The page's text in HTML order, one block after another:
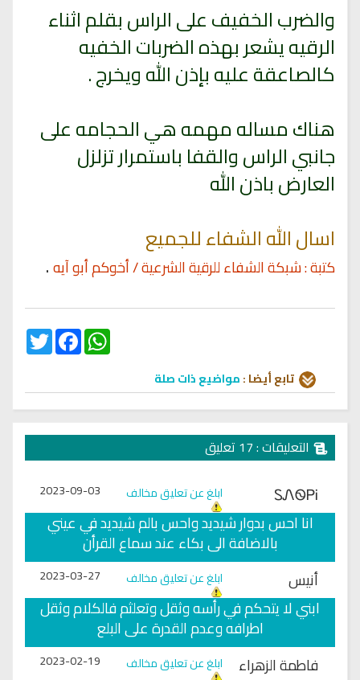
والضرب الخفيف على الراس بقلم اثناء
الرقيه يشعر بهذه الضربات الخفيه
كالصاعقة عليه بإذن الله ويخرج .
هناك مساله مهمه هي الحجامه على
جانبي الراس والقفا باستمرار تزلزل
العارض باذن الله
اسال الله الشفاء للجميع
كتبة : شبكة الشفاء للرقية الشرعية / أخوكم أبو آيه.
Twitter
FacebookWhatsApp
تابع أيضا :مواضيع ذات صلة
التعليقات : 17 تعليق
ᏚᏁᏫᏢᎥ ابلغ عن تعليق مخالف 2023-09-03
انا احس بدوار شيديد واحس بالم شيديد في عيني
بالاضافة الى بكاء عند سماع القرأن
أنيس
ابلغ عن تعليق مخالف 2023-03-27
ابني لا يتحكم في رأسه وثقل وتعلثم فالكلام وثقل
اطرافه وعدم القدرة على البلع
فاطمة الزهراء
ابلغ عن تعليق مخالف 2023-02-19